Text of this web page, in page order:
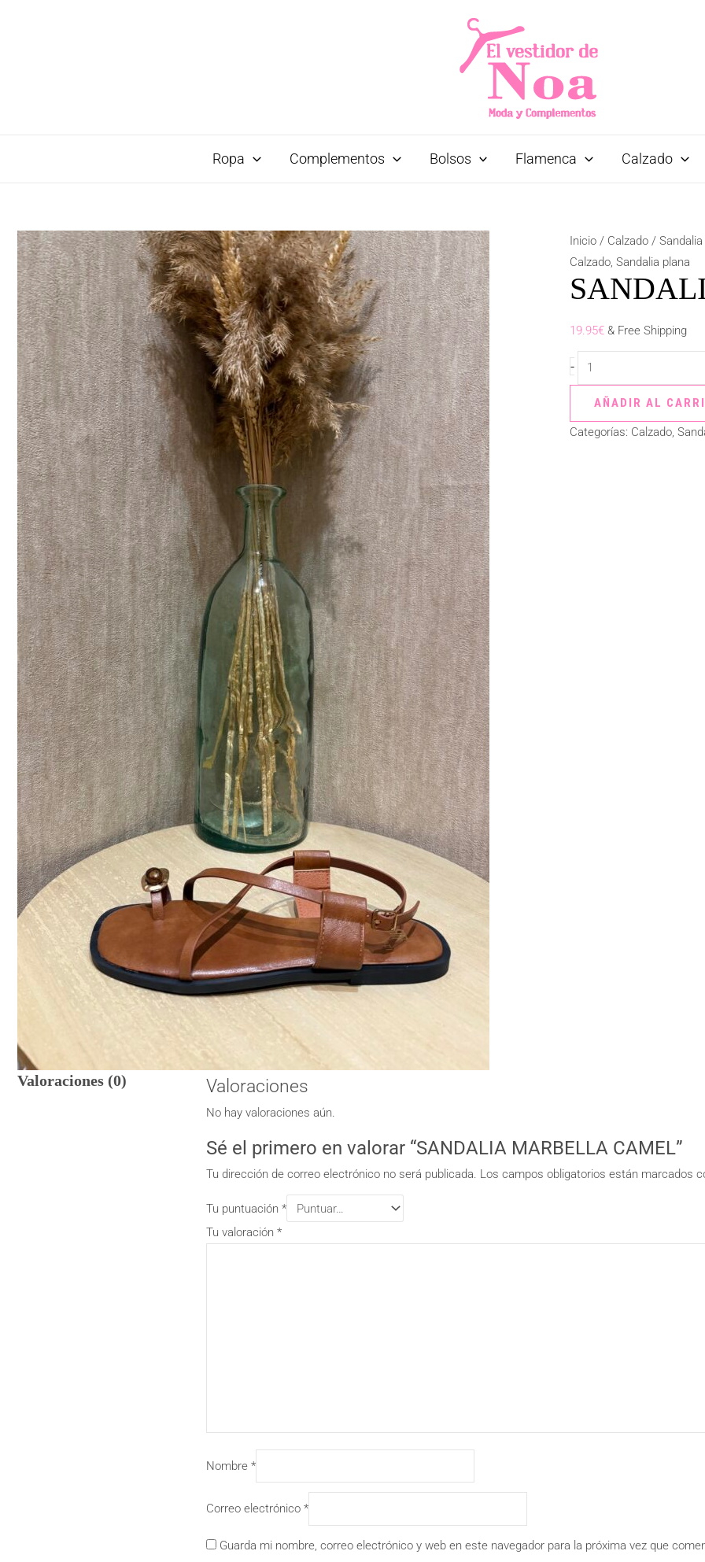
Ropa Complementos Bolsos Flamenca Calzado
Inicio / Calzado /
Calzado, Sandalia plana
19.95€ & Free Shipping
-
SANDALIA
MARBELLA
CAMEL
cantidad
AÑADIR AL
Categorías: Calzado
Valoraciones (0) Valoraciones
No hay valoraciones aún.
Sé el primero en valorar “SANDALIA MARBELLA CAMEL”
Tu dirección de correo electrónico no será publicada. Los campos obligatorios están marcados
Tu puntuación *
Tu valoración *
Nombre *
Correo electrónico *
Guarda mi nombre, correo electrónico y web en este navegador para la próxima vez que